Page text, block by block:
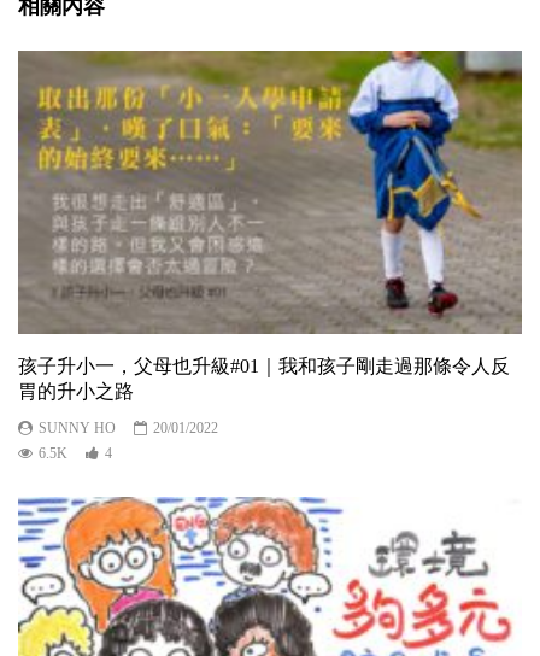
孩子升小一，父母也升級#01｜我和孩子剛走過那條令人反
胃的升小之路
SUNNY HO
20/01/2022
6.5K
4